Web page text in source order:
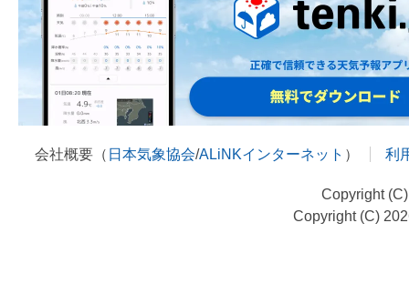
会社概要（ 日本気象協会/ALiNKインターネット ） 利
Copyright
Copyright (C)